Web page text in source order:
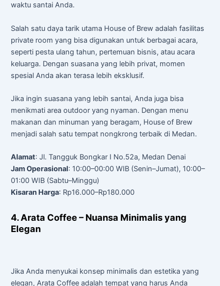
waktu santai Anda.
Salah satu daya tarik utama House of Brew adalah fasilitas
private room yang bisa digunakan untuk berbagai acara,
seperti pesta ulang tahun, pertemuan bisnis, atau acara
keluarga. Dengan suasana yang lebih privat, momen
spesial Anda akan terasa lebih eksklusif.
Jika ingin suasana yang lebih santai, Anda juga bisa
menikmati area outdoor yang nyaman. Dengan menu
makanan dan minuman yang beragam, House of Brew
menjadi salah satu tempat nongkrong terbaik di Medan.
Alamat: Jl. Tangguk Bongkar I No.52a, Medan Denai
Jam Operasional: 10:00–00:00 WIB (Senin–Jumat), 10:00–
01:00 WIB (Sabtu–Minggu)
Kisaran Harga: Rp16.000–Rp180.000
4. Arata Coffee – Nuansa Minimalis yang
Elegan
Jika Anda menyukai konsep minimalis dan estetika yang
elegan, Arata Coffee adalah tempat yang harus Anda